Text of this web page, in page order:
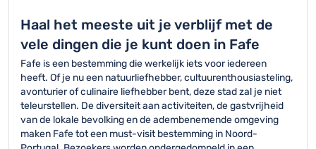
Haal het meeste uit je verblijf met de
vele dingen die je kunt doen in Fafe
Fafe is een bestemming die werkelijk iets voor iedereen
heeft. Of je nu een natuurliefhebber, cultuurenthousiasteling,
avonturier of culinaire liefhebber bent, deze stad zal je niet
teleurstellen. De diversiteit aan activiteiten, de gastvrijheid
van de lokale bevolking en de adembenemende omgeving
maken Fafe tot een must-visit bestemming in Noord-